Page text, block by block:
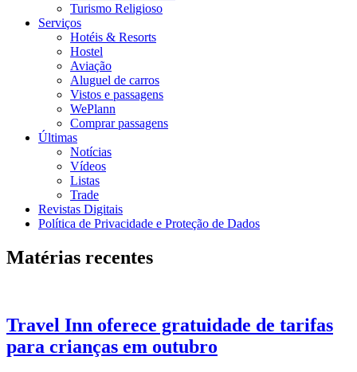
Turismo Religioso
Serviços
Hotéis & Resorts
Hostel
Aviação
Aluguel de carros
Vistos e passagens
WePlann
Comprar passagens
Últimas
Notícias
Vídeos
Listas
Trade
Revistas Digitais
Política de Privacidade e Proteção de Dados
Matérias recentes
Travel Inn oferece gratuidade de tarifas
para crianças em outubro